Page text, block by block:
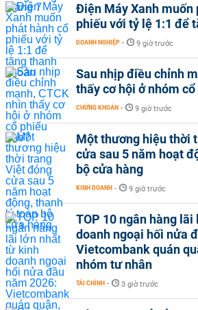
Điện Máy Xanh muốn
phiếu với tỷ lệ 1:1 để
DOANH NGHIỆP - 9 giờ trước
Sau nhịp điều chỉnh
thấy cơ hội ở nhóm
CHỨNG KHOÁN - 9 giờ trước
Một thương hiệu thời
cửa sau 5 năm hoạt
bộ cửa hàng
KINH DOANH - 9 giờ trước
TOP 10 ngân hàng
doanh ngoại hối nửa
Vietcombank quán
nhóm tư nhân
TÀI CHÍNH - 3 giờ trước